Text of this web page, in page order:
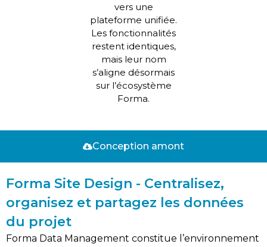
vers une
plateforme unifiée.
Les fonctionnalités
restent identiques,
mais leur nom
s’aligne désormais
sur l’écosystème
Forma.
Conception amont
Forma Site Design - Centralisez,
organisez et partagez les données
du projet
Forma Data Management constitue l’environnement